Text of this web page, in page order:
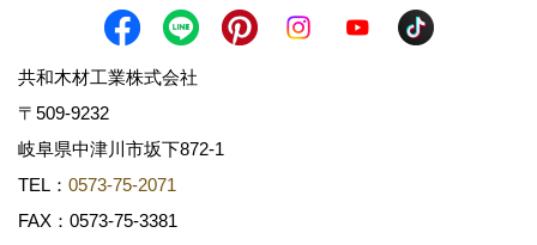
共和木材工業株式会社
〒509-9232
岐阜県中津川市坂下872‐1
TEL： 0573-75-2071
FAX：0573-75-3381